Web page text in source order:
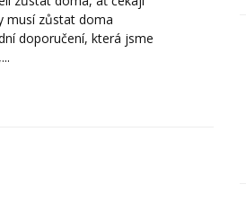
musí zůstat doma
doporučení, která jsme